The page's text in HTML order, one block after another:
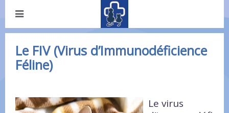
Le FIV (Virus d’Immunodéficience
Féline)
Le virus